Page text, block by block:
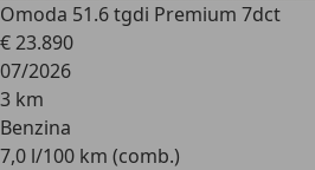
Omoda 51.6 tgdi Premium 7dct
€ 23.890
07/2026
3 km
Benzina
7,0 l/100 km (comb.)